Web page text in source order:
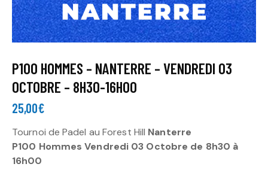
P100 HOMMES – NANTERRE – VENDREDI 03
OCTOBRE – 8H30-16H00
25,00€
Tournoi de Padel au Forest Hill Nanterre
P100 Hommes Vendredi 03 Octobre de 8h30 à
16h00